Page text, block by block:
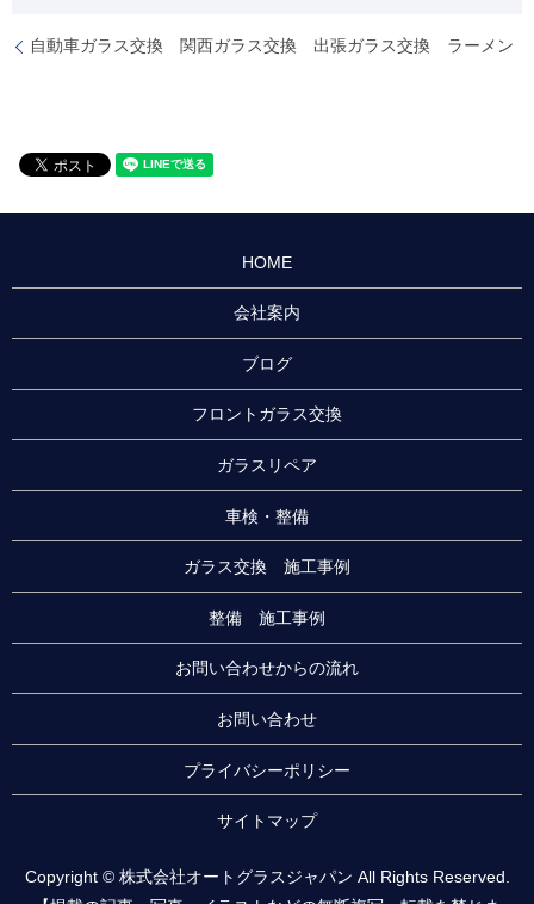
自動車ガラス交換 関西ガラス交換 出張ガラス交換 ラーメン
HOME
会社案内
ブログ
フロントガラス交換
ガラスリペア
車検・整備
ガラス交換 施工事例
整備 施工事例
お問い合わせからの流れ
お問い合わせ
プライバシーポリシー
サイトマップ
Copyright © 株式会社オートグラスジャパン All Rights Reserved.